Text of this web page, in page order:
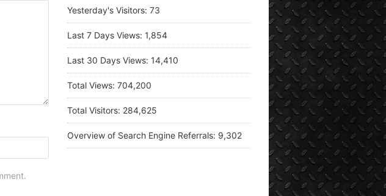
Yesterday's Visitors: 73
Last 7 Days Views: 1,854
Last 30 Days Views: 14,410
Total Views: 704,200
Total Visitors: 284,625
Overview of Search Engine Referrals: 9,302